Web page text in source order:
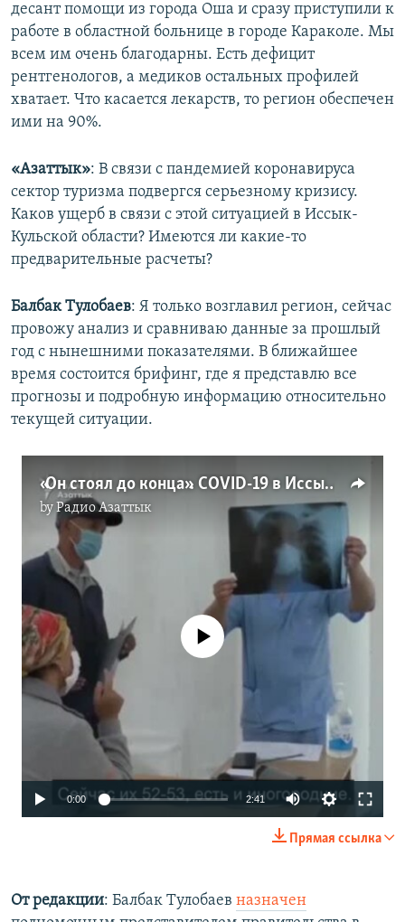
десант помощи из города Оша и сразу приступили к
работе в областной больнице в городе Караколе. Мы
всем им очень благодарны. Есть дефицит
рентгенологов, а медиков остальных профилей
хватает. Что касается лекарств, то регион обеспечен
ими на 90%.
«Азаттык»: В связи с пандемией коронавируса
сектор туризма подвергся серьезному кризису.
Каков ущерб в связи с этой ситуацией в Иссык-
Кульской области? Имеются ли какие-то
предварительные расчеты?
Балбак Тулобаев: Я только возглавил регион, сейчас
провожу анализ и сравниваю данные за прошлый
год с нынешними показателями. В ближайшее
время состоится брифинг, где я представлю все
прогнозы и подробную информацию относительно
текущей ситуации.
«Он стоял до конца». COVID-19 в Иссык-Кульской области
byРадио Азаттык
No media source currently available
0:00 2:41 Auto
Прямая ссылка
От редакции: Балбак Тулобаев назначен